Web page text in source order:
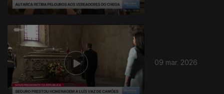
09 mar. 2026